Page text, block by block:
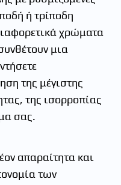
ή τρίποδη
χρώματα
μια
της μέγιστης
της ισορροπίας
σας.
απαραίτητα και
των